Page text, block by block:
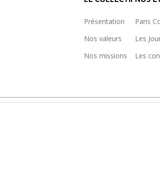
Présentation
Nos valeurs
Nos missions
Paris
Les
Les